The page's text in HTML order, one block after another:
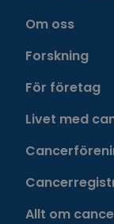
Om oss
Forskning
För företag
Livet med
Allt om